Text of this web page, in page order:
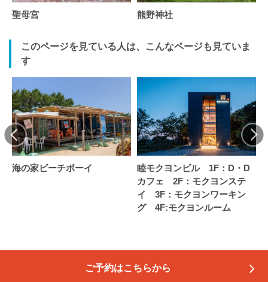
聖母宮 熊野神社
このページを見ている人は、こんなページも見ていま
す
海の家ビーチボーイ
睦モクヨンビル 1F：D・D
カフェ 2F：モクヨンステ
イ 3F：モクヨンワーキン
グ 4F:モクヨンルーム
ご予約はこちらから